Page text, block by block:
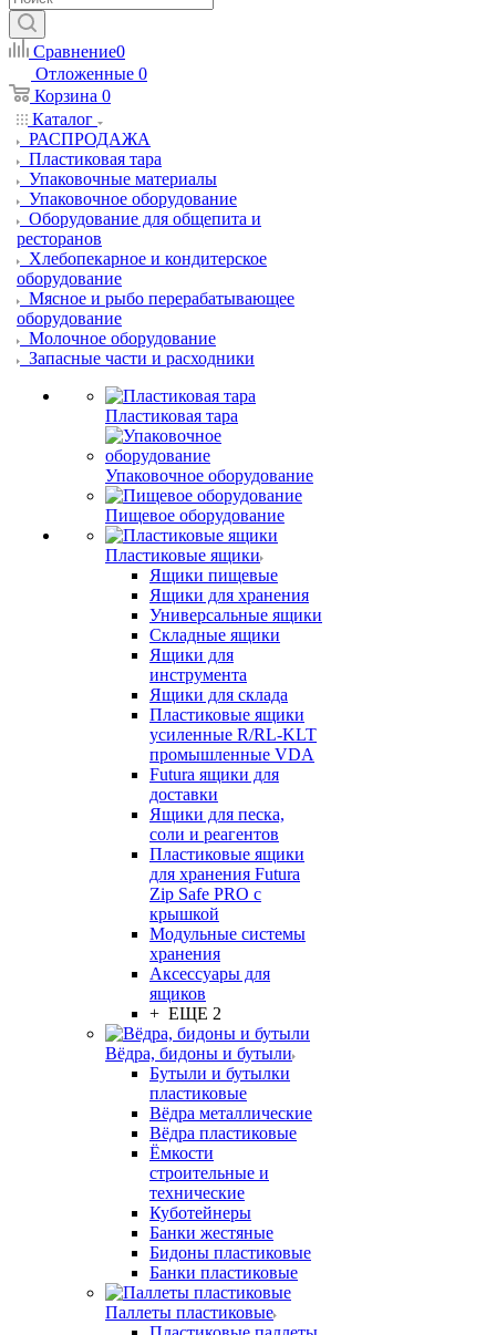
Сравнение0
Отложенные 0
Корзина 0
Каталог
РАСПРОДАЖА
Пластиковая тара
Упаковочные материалы
Упаковочное оборудование
Оборудование для общепита и
ресторанов
Хлебопекарное и кондитерское
оборудование
Мясное и рыбо перерабатывающее
оборудование
Молочное оборудование
Запасные части и расходники
Пластиковая тара
Упаковочное оборудование
Пищевое оборудование
Пластиковые ящики
Ящики пищевые
Ящики для хранения
Универсальные ящики
Складные ящики
Ящики для
инструмента
Ящики для склада
Пластиковые ящики
усиленные R/RL-KLT
промышленные VDA
Futura ящики для
доставки
Ящики для песка,
соли и реагентов
Пластиковые ящики
для хранения Futura
Zip Safe PRO с
крышкой
Модульные системы
хранения
Аксессуары для
ящиков
+ ЕЩЕ 2
Вёдра, бидоны и бутыли
Бутыли и бутылки
пластиковые
Вёдра металлические
Вёдра пластиковые
Ёмкости
строительные и
технические
Куботейнеры
Банки жестяные
Бидоны пластиковые
Банки пластиковые
Паллеты пластиковые